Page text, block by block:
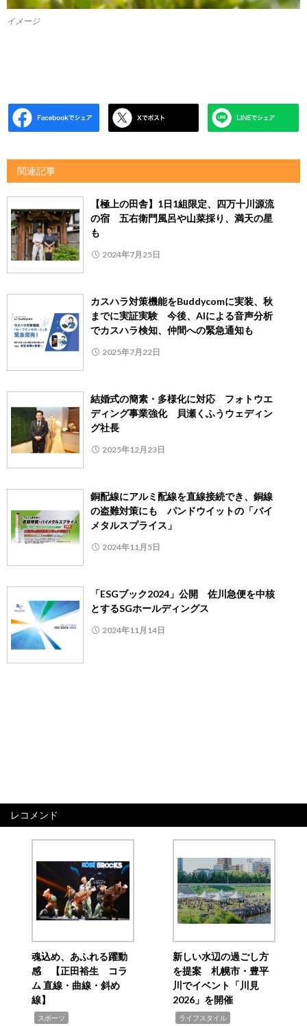
イメージ
関連記事
【極上の田舎】1日1組限定、四万十川源流
の宿 五右衛門風呂や山菜採り、満天の星
も
2024年7月25日
カスハラ対策機能をBuddycomに実装、秋
までに実証実験 今後、AIによる音声分析
でカスハラ検知、仲間への緊急通知も
2025年7月22日
結婚式の簡素・多様化に対応 フォトウエ
ディング事業強化 貝瀬くふうウェディン
グ社長
2025年12月23日
銅配線にアルミ配線を直線接続でき、銅線
の盗難対策にも パンドウイットの「バイ
メタルスプライス」
2024年11月5日
「ESGブック2024」公開 佐川急便を中核
とするSGホールディングス
2024年11月14日
レコメンド
魂込め、あふれる躍動
感 【正田裕生 コラ
ム 直線・曲線・斜め
線】
スポーツ
新しい水辺の過ごし方
を提案 札幌市・豊平
川でイベント「川見
2026」を開催
ライフスタイル